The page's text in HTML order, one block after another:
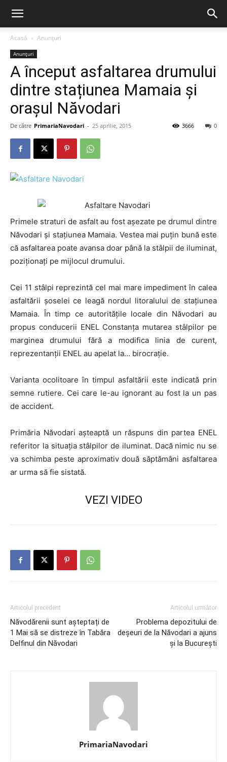
Acasă Anunțuri
Anunțuri
A început asfaltarea drumului
dintre stațiunea Mamaia și
orașul Năvodari
De către PrimariaNavodari - 25 aprilie, 2015 0
3666
Primele straturi de asfalt au fost așezate pe drumul dintre
Năvodari și stațiunea Mamaia. Vestea mai puțin bună este
că asfaltarea poate avansa doar până la stâlpii de iluminat,
poziționați pe mijlocul drumului.
Cei 11 stâlpi reprezintă cel mai mare impediment în calea
asfaltării șoselei ce leagă nordul litoralului de stațiunea
Mamaia. În timp ce autoritățile locale din Năvodari au
propus conducerii ENEL Constanța mutarea stâlpilor pe
marginea drumului fără a modifica linia de curent,
reprezentanții ENEL au apelat la… birocrație.
Varianta ocolitoare în timpul asfaltării este indicată prin
semne rutiere. Cei care le-au ignorant au fost la un pas
de accident.
Primăria Năvodari așteaptă un răspuns din partea ENEL
referitor la situația stâlpilor de iluminat. Dacă nimic nu se
va schimba peste aproximativ două săptămâni asfaltarea
ar urma să fie sistată.
VEZI VIDEO
Articolul precedent
Năvodărenii sunt așteptați de
1 Mai să se distreze în Tabăra
Delfinul din Năvodari
Articolul următor
Problema depozitului de
deșeuri de la Năvodari a ajuns
și la București
PrimariaNavodari